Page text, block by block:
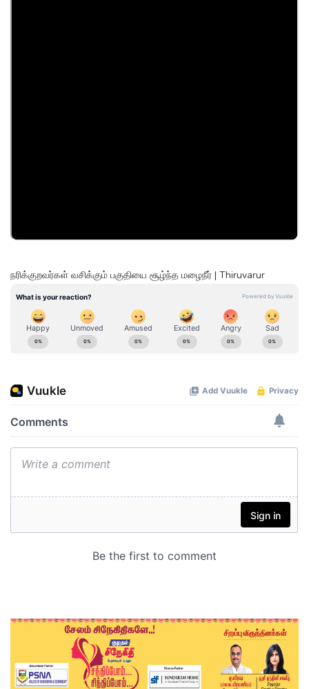
நரிக்குறவர்கள் வசிக்கும் பகுதியை சூழ்ந்த மழைநீர் | Thiruvarur